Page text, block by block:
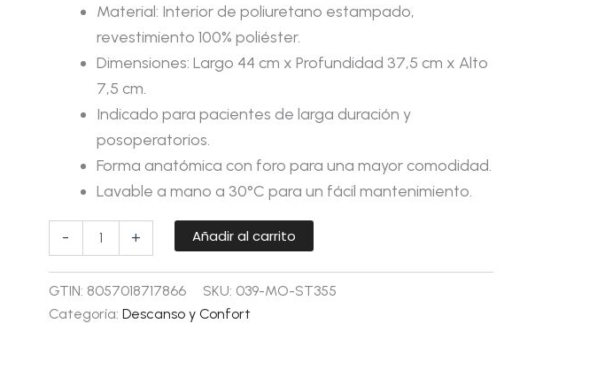
Material: Interior de poliuretano estampado,
revestimiento 100% poliéster.
Dimensiones: Largo 44 cm x Profundidad 37,5 cm x Alto
7,5 cm.
Indicado para pacientes de larga duración y
posoperatorios.
Forma anatómica con foro para una mayor comodidad.
Lavable a mano a 30°C para un fácil mantenimiento.
- + Añadir al carrito
GTIN: 8057018717866 SKU: 039-MO-ST355
Categoría: Descanso y Confort